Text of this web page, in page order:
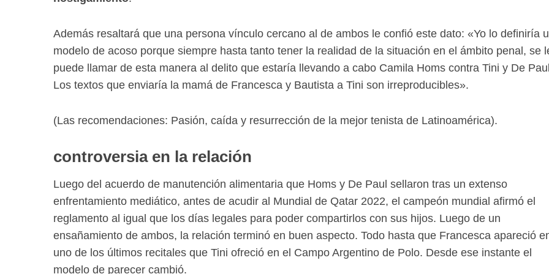
Además resaltará que una persona vínculo cercano al de ambos le confió este dato: «Yo lo definiría
modelo de acoso porque siempre hasta tanto tener la realidad de la situación en el ámbito penal, se
puede llamar de esta manera al delito que estaría llevando a cabo Camila Homs contra Tini y De
Los textos que enviaría la mamá de Francesca y Bautista a Tini son irreproducibles».
(Las recomendaciones: Pasión, caída y resurrección de la mejor tenista de Latinoamérica).
controversia en la relación
Luego del acuerdo de manutención alimentaria que Homs y De Paul sellaron tras un extenso
enfrentamiento mediático, antes de acudir al Mundial de Qatar 2022, el campeón mundial afirmó el
reglamento al igual que los días legales para poder compartirlos con sus hijos. Luego de un
ensañamiento de ambos, la relación terminó en buen aspecto. Todo hasta que Francesca apareció
uno de los últimos recitales que Tini ofreció en el Campo Argentino de Polo. Desde ese instante el
modelo de parecer cambió.